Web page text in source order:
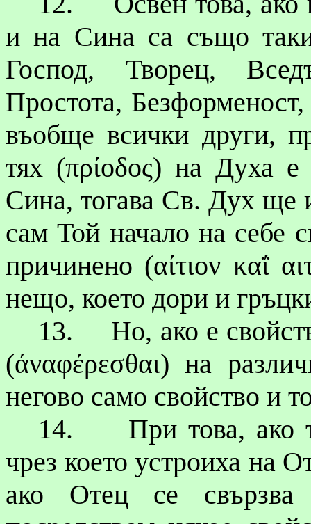
и на Сина са също
Господ, Творец,
Простота,
въобще всички други,
тях (πρίοδος) на Духа е
Сина, тогава Св. Дух ще
сам Той начало на себе
причинено (αίτιον καΐ
нещо, което дори и
13.
Но, ако е
(άναφέρεσθαι) на
негово само свойство и
14.
При това, ако
чрез което устроиха на
ако Отец се